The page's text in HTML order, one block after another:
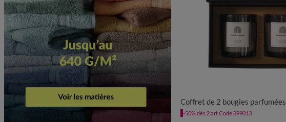
Coffret de 2 bougies parfumées
-50% dès 2 art Code 899013